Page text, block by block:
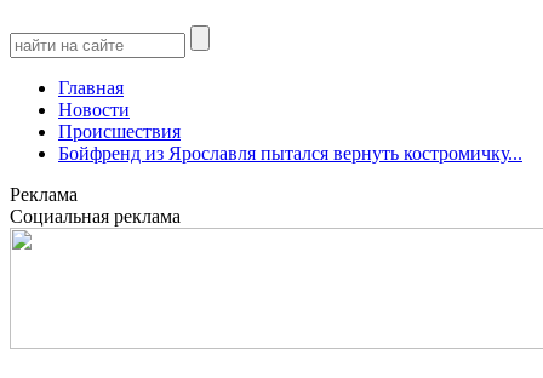
Главная
Новости
Происшествия
Бойфренд из Ярославля пытался вернуть костромичку...
Реклама
Социальная реклама